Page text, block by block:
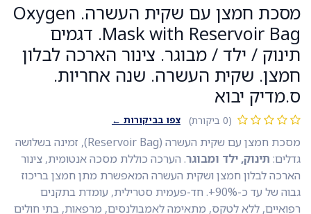
מסכת חמצן עם שקית העשרה. Oxygen
Mask with Reservoir Bag. דגמים
תינוק / ילד / מבוגר. צינור הארכה לבלון
חמצן. שקית העשרה. שנה אחריות.
ס.מדיק יבוא
(0 ביקורת) צפו בביקורות ←
מסכת חמצן עם שקית העשרה (Reservoir Bag), זמינה בשלושה
גדלים: תינוק, ילד ומבוגר. הערכה כוללת מסכה אנטומית, צינור
הארכה לבלון חמצן ושקית העשרה המאפשרת מתן חמצן בריכוז
גבוה של עד כ-90%+. חד-פעמית סטרילית, עומדת בתקנים
רפואיים, ללא לטקס, מתאימה לאמבולנסים, מרפאות, בתי חולים